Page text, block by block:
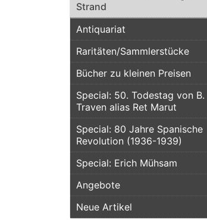
Strand
Antiquariat
Raritäten/Sammlerstücke
Bücher zu kleinen Preisen
Special: 50. Todestag von B.
Traven alias Ret Marut
Special: 80 Jahre Spanische
Revolution (1936-1939)
Special: Erich Mühsam
Angebote
Neue Artikel